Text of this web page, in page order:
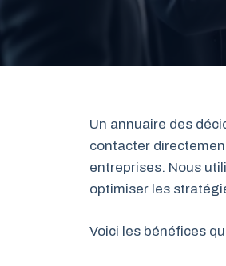
Un annuaire des
contacter
entreprises. Nous
optimiser les
Voici les bénéfices